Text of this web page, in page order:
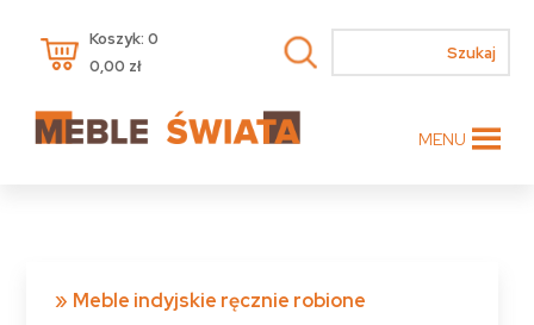
Koszyk: 0
0,00 zł
MENU
Meble indyjskie ręcznie robione